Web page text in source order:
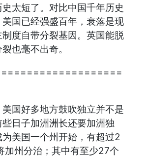
太短了。对比中国千年历史
国已经强盛百年，衰落是现
度自带分裂基因。英国能脱
也毫不出奇。
国好多地方鼓吹独立并不是
日子加洲洲长还要加洲独
美国一个州开始，有超过2
加州分治；其中有至少27个